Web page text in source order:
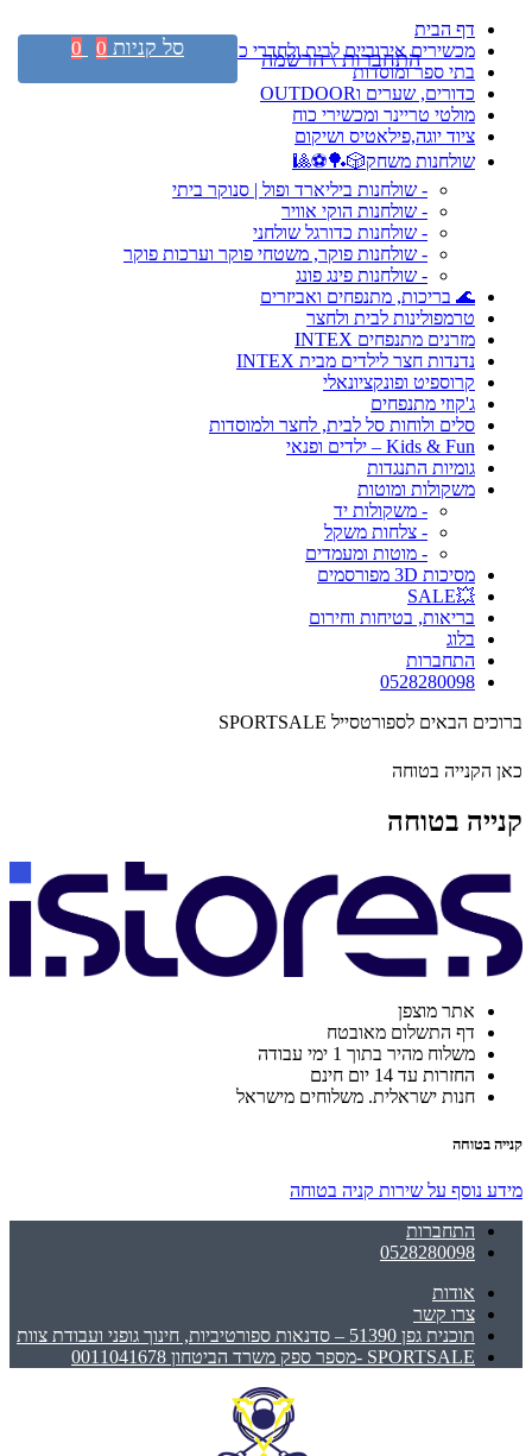
דף הבית
מכשירים אירוביים לבית ולחדרי כושר
בתי ספר ומוסדות
כדורים, שערים וOUTDOOR
מולטי טריינר ומכשירי כוח
ציוד יוגה,פילאטיס ושיקום
שולחנות משחק🎲🏓⚽🎱
- שולחנות ביליארד ופול | סנוקר ביתי
- שולחנות הוקי אוויר
- שולחנות כדורגל שולחני
- שולחנות פוקר, משטחי פוקר וערכות פוקר
- שולחנות פינג פונג
🌊 בריכות, מתנפחים ואביזרים
טרמפולינות לבית ולחצר
מזרנים מתנפחים INTEX
נדנדות חצר לילדים מבית INTEX
קרוספיט ופונקציונאלי
ג'קוזי מתנפחים
סלים ולוחות סל לבית, לחצר ולמוסדות
Kids & Fun – ילדים ופנאי
גומיות התנגדות
משקולות ומוטות
- משקולות יד
- צלחות משקל
- מוטות ומעמדים
מסיכות 3D מפורסמים
💥SALE
בריאות, בטיחות וחירום
בלוג
התחברות
0528280098
ברוכים הבאים לספורטסייל SPORTSALE
כאן הקנייה בטוחה
קנייה בטוחה
אתר מוצפן
דף התשלום מאובטח
משלוח מהיר בתוך 1 ימי עבודה
החזרות עד 14 יום חינם
חנות ישראלית. משלוחים מישראל
קנייה בטוחה
מידע נוסף על שירות קניה בטוחה
התחברות
0528280098
אודות
צרו קשר
תוכנית גפן 51390 – סדנאות ספורטיביות, חינוך גופני ועבודת צוות
SPORTSALE -מספר ספק משרד הביטחון 0011041678
התחברות \ הרשמה סל קניות 0
0